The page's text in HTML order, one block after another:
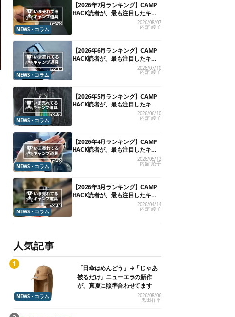
NEWS・コラム
【2026年7月ランキング】CAMP
HACK読者が、最も注目したキャ
2026/08/07
内舘 綾子
NEWS・コラム
【2026年6月ランキング】CAMP
HACK読者が、最も注目したキャ
2026/07/10
内舘 綾子
NEWS・コラム
【2026年5月ランキング】CAMP
HACK読者が、最も注目したキャ
ンプ道具TOP10
2026/06/10
内舘 綾子
NEWS・コラム
【2026年4月ランキング】CAMP
HACK読者が、最も注目したキャ
ンプ道具TOP10
2026/05/12
内舘 綾子
NEWS・コラム
【2026年3月ランキング】CAMP
HACK読者が、最も注目したキャ
ンプ道具TOP10
2026/04/14
内舘 綾子
人気記事
NEWS・コラム
「日傘はめんどう」→「じゃあ
被るだけ」ニューエラの新作
が、真夏に照準合わせてます
2026/08/06
黒田祥平